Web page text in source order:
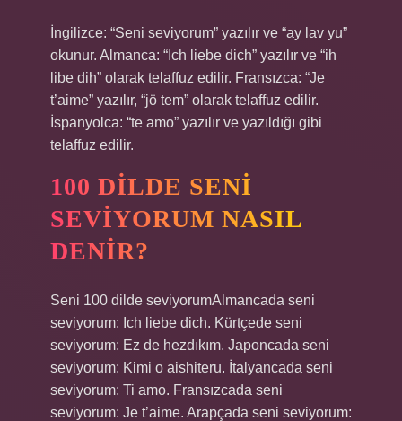
İngilizce: “Seni seviyorum” yazılır ve “ay lav yu”
okunur. Almanca: “Ich liebe dich” yazılır ve “ih
libe dih” olarak telaffuz edilir. Fransızca: “Je
t’aime” yazılır, “jö tem” olarak telaffuz edilir.
İspanyolca: “te amo” yazılır ve yazıldığı gibi
telaffuz edilir.
100 DILDE SENI
SEVIYORUM NASIL
DENIR?
Seni 100 dilde seviyorumAlmancada seni
seviyorum: Ich liebe dich. Kürtçede seni
seviyorum: Ez de hezdıkım. Japoncada seni
seviyorum: Kimi o aishiteru. İtalyancada seni
seviyorum: Ti amo. Fransızcada seni
seviyorum: Je t’aime. Arapçada seni seviyorum: